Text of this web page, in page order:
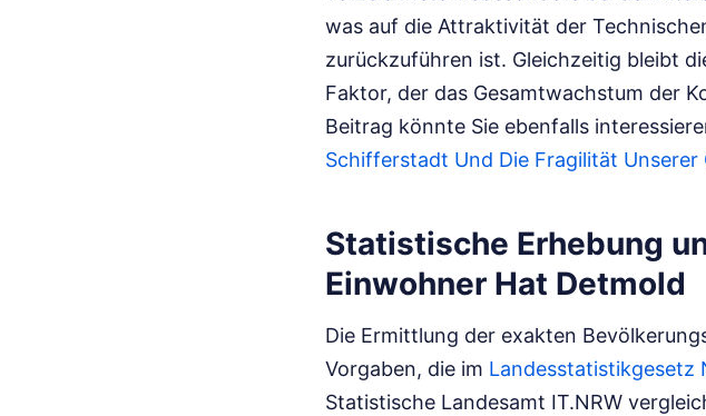
was auf die Attraktivität der
zurückzuführen ist. Gleichzeitig bleibt
Faktor, der das Gesamtwachstum der
Beitrag könnte Sie ebenfalls
Schifferstadt Und Die Fragilität Unserer
Statistische Erhebung
Einwohner Hat Detmold
Die Ermittlung der exakten
Vorgaben, die im Landesstatistikgesetz
Statistische Landesamt IT.NRW